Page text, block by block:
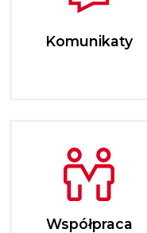
Komunikaty
Współpraca